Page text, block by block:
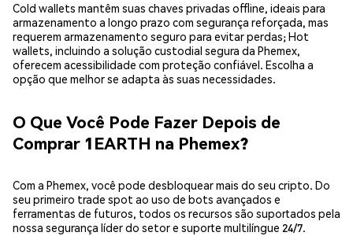
Cold wallets mantêm suas chaves privadas offline, ideais para
armazenamento a longo prazo com segurança reforçada, mas
requerem armazenamento seguro para evitar perdas; Hot
wallets, incluindo a solução custodial segura da Phemex,
oferecem acessibilidade com proteção confiável. Escolha a
opção que melhor se adapta às suas necessidades.
O Que Você Pode Fazer Depois de
Comprar 1EARTH na Phemex?
Com a Phemex, você pode desbloquear mais do seu cripto. Do
seu primeiro trade spot ao uso de bots avançados e
ferramentas de futuros, todos os recursos são suportados pela
nossa segurança líder do setor e suporte multilíngue 24/7.